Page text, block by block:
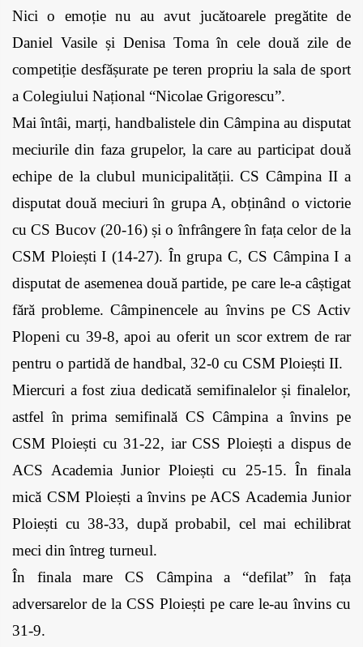
Nici o emoție nu au avut jucătoarele pregătite de
Daniel Vasile și Denisa Toma în cele două zile de
competiție desfășurate pe teren propriu la sala de sport
a Colegiului Național “Nicolae Grigorescu”.
Mai întâi, marți, handbalistele din Câmpina au disputat
meciurile din faza grupelor, la care au participat două
echipe de la clubul municipalității. CS Câmpina II a
disputat două meciuri în grupa A, obținând o victorie
cu CS Bucov (20-16) și o înfrângere în fața celor de la
CSM Ploiești I (14-27). În grupa C, CS Câmpina I a
disputat de asemenea două partide, pe care le-a câștigat
fără probleme. Câmpinencele au învins pe CS Activ
Plopeni cu 39-8, apoi au oferit un scor extrem de rar
pentru o partidă de handbal, 32-0 cu CSM Ploiești II.
Miercuri a fost ziua dedicată semifinalelor și finalelor,
astfel în prima semifinală CS Câmpina a învins pe
CSM Ploiești cu 31-22, iar CSS Ploiești a dispus de
ACS Academia Junior Ploiești cu 25-15. În finala
mică CSM Ploiești a învins pe ACS Academia Junior
Ploiești cu 38-33, după probabil, cel mai echilibrat
meci din întreg turneul.
În finala mare CS Câmpina a “defilat” în fața
adversarelor de la CSS Ploiești pe care le-au învins cu
31-9.